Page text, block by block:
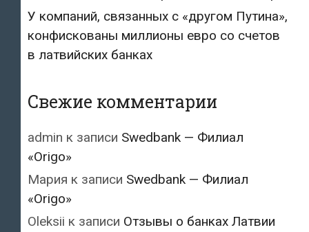
У компаний, связанных с «другом Путина»,
конфискованы миллионы евро со счетов
в латвийских банках
Свежие комментарии
admin к записи Swedbank — Филиал
«Origo»
Мария к записи Swedbank — Филиал
«Origo»
Oleksii к записи Отзывы о банках Латвии